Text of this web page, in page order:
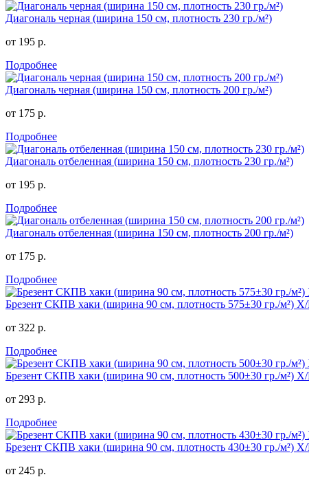
Диагональ черная (ширина 150 см, плотность 230 гр./м²)
от 195 р.
Подробнее
Диагональ черная (ширина 150 см, плотность 200 гр./м²)
от 175 р.
Подробнее
Диагональ отбеленная (ширина 150 см, плотность 230 гр./м²)
от 195 р.
Подробнее
Диагональ отбеленная (ширина 150 см, плотность 200 гр./м²)
от 175 р.
Подробнее
Брезент СКПВ хаки (ширина 90 см, плотность 575±30 гр./м²)
от 322 р.
Подробнее
Брезент СКПВ хаки (ширина 90 см, плотность 500±30 гр./м²)
от 293 р.
Подробнее
Брезент СКПВ хаки (ширина 90 см, плотность 430±30 гр./м²)
от 245 р.